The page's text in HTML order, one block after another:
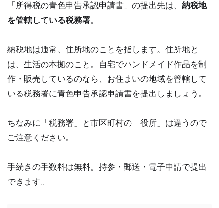
「所得税の青色申告承認申請書」の提出先は、 納税地
を管轄している税務署。
納税地は通常、住所地のことを指します。住所地と
は、生活の本拠のこと。自宅でハンドメイド作品を制
作・販売しているのなら、お住まいの地域を管轄して
いる税務署に青色申告承認申請書を提出しましょう。
ちなみに「税務署」と市区町村の「役所」は違うので
ご注意ください。
手続きの手数料は無料。持参・郵送・電子申請で提出
できます。